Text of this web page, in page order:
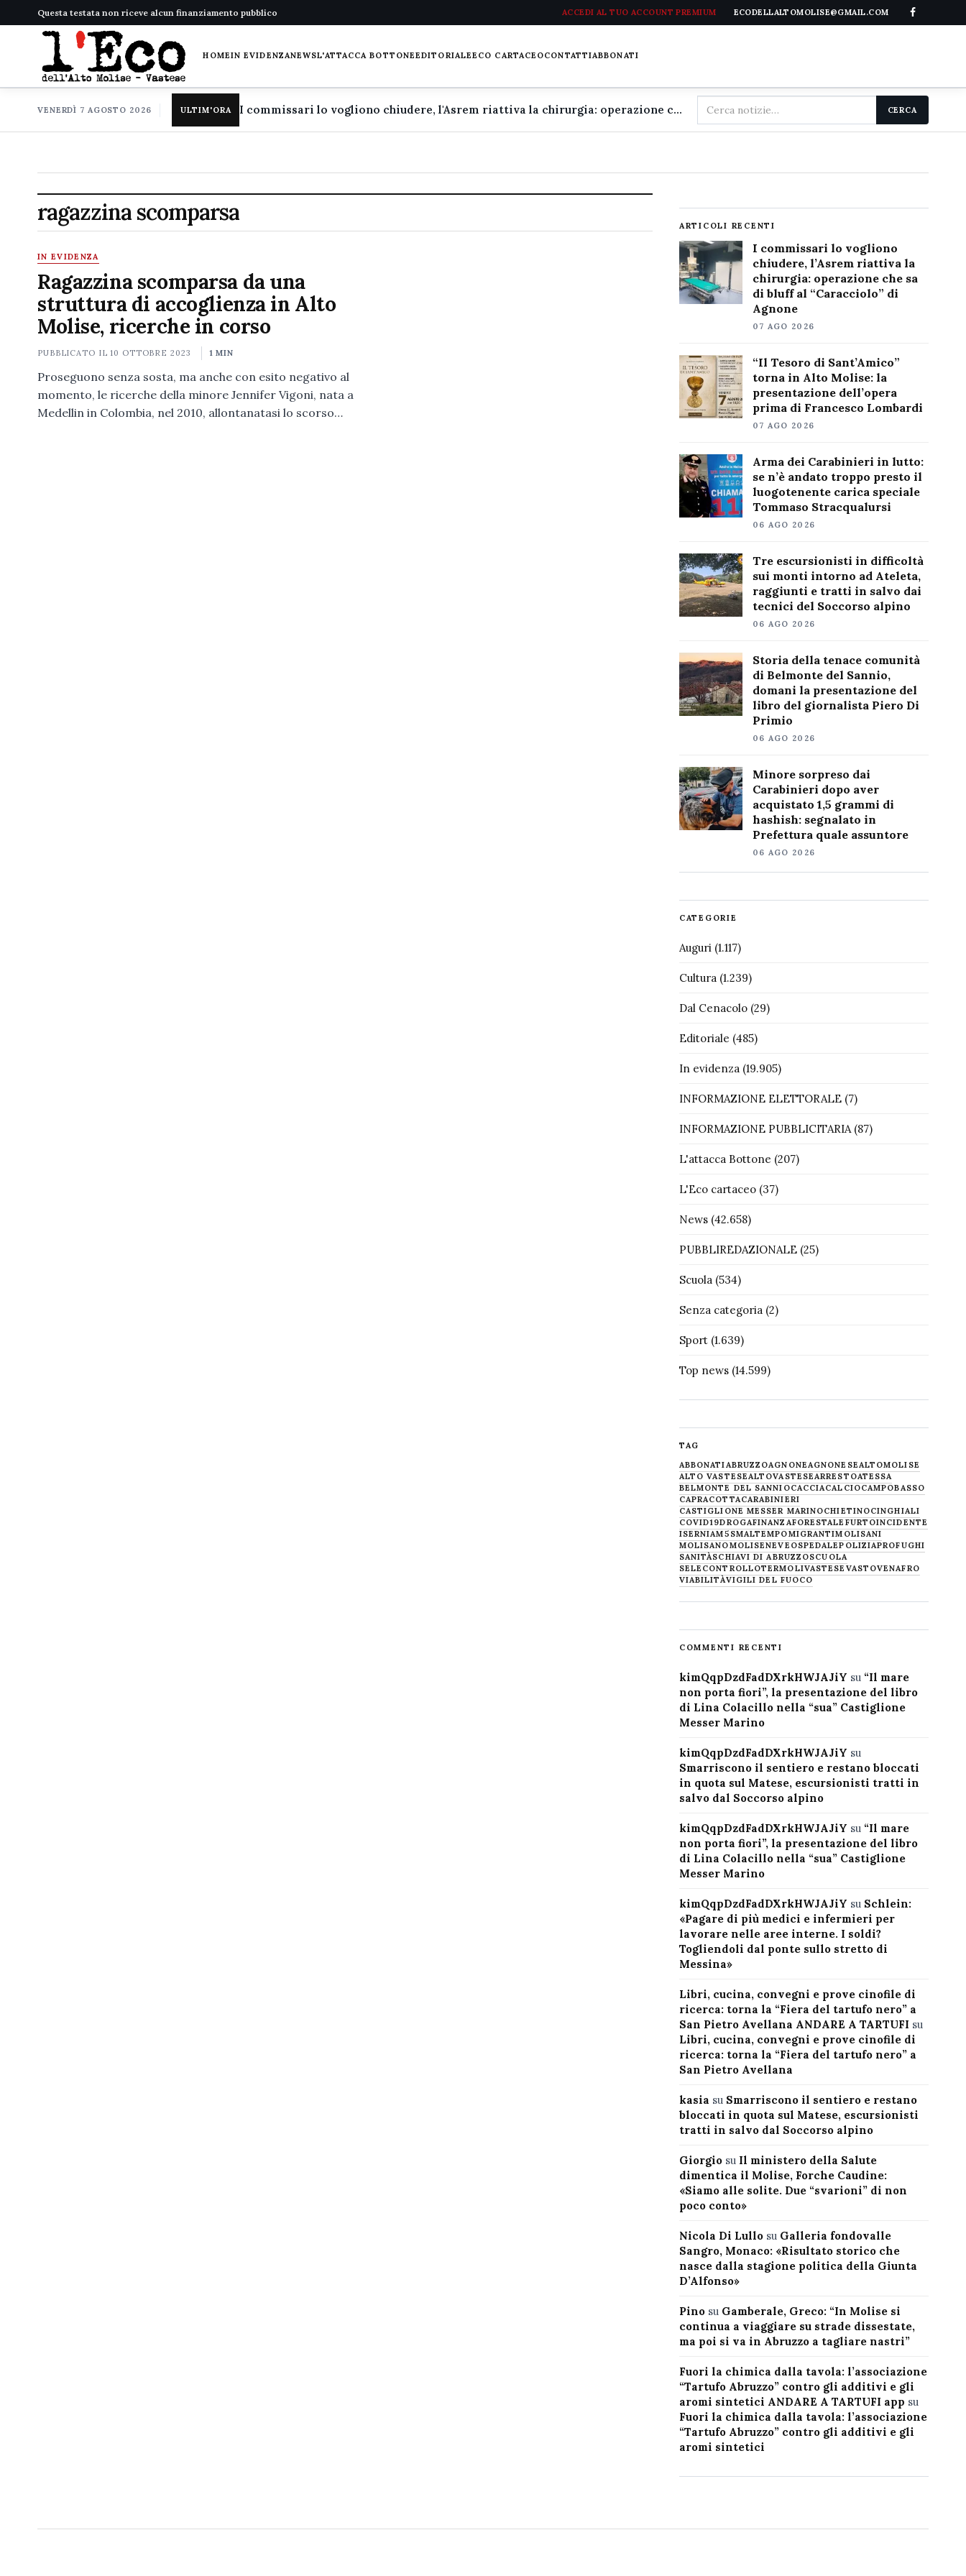
Questa testata non riceve alcun finanziamento pubblico ACCEDI AL TUO ACCOUNT PREMIUM ECODELLALTOMOLISE@GMAIL.COM
HOMEIN EVIDENZANEWSL'ATTACCA BOTTONEEDITORIALEECO CARTACEOCONTATTIABBONATI
VENERDÌ 7 AGOSTO 2026 ULTIM'ORA I commissari lo vogliono chiudere, l'Asrem riattiva la chirurgia: operazione che sa di bluff al "Caracciolo" di Agnone
Cerca
nel
CERCA
ragazzina scomparsa
IN EVIDENZA
Ragazzina scomparsa da una
struttura di accoglienza in Alto
Molise, ricerche in corso
PUBBLICATO IL10 OTTOBRE 2023 1 MIN
Proseguono senza sosta, ma anche con esito negativo al
momento, le ricerche della minore Jennifer Vigoni, nata a
Medellin in Colombia, nel 2010, allontanatasi lo scorso…
ARTICOLI RECENTI
I commissari lo vogliono
chiudere, l’Asrem riattiva la
chirurgia: operazione che sa
di bluff al “Caracciolo” di
Agnone
07 AGO 2026
“Il Tesoro di Sant’Amico”
torna in Alto Molise: la
presentazione dell’opera
prima di Francesco Lombardi
07 AGO 2026
Arma dei Carabinieri in lutto:
se n’è andato troppo presto il
luogotenente carica speciale
Tommaso Stracqualursi
06 AGO 2026
Tre escursionisti in difficoltà
sui monti intorno ad Ateleta,
raggiunti e tratti in salvo dai
tecnici del Soccorso alpino
06 AGO 2026
Storia della tenace comunità
di Belmonte del Sannio,
domani la presentazione del
libro del giornalista Piero Di
Primio
06 AGO 2026
Minore sorpreso dai
Carabinieri dopo aver
acquistato 1,5 grammi di
hashish: segnalato in
Prefettura quale assuntore
06 AGO 2026
CATEGORIE
Auguri(1.117)
Cultura(1.239)
Dal Cenacolo(29)
Editoriale (485)
In evidenza(19.905)
INFORMAZIONE ELETTORALE(7)
INFORMAZIONE PUBBLICITARIA(87)
L'attacca Bottone (207)
L'Eco cartaceo(37)
News(42.658)
PUBBLIREDAZIONALE(25)
Scuola(534)
Senza categoria(2)
Sport(1.639)
Top news(14.599)
TAG
ABBONATIABRUZZOAGNONEAGNONESEALTOMOLISE
ALTO VASTESEALTOVASTESEARRESTOATESSA
BELMONTE DEL SANNIOCACCIACALCIOCAMPOBASSO
CAPRACOTTACARABINIERI
CASTIGLIONE MESSER MARINOCHIETINOCINGHIALI
COVID19DROGAFINANZAFORESTALE FURTOINCIDENTE
ISERNIAM5SMALTEMPOMIGRANTIMOLISANI
MOLISANOMOLISENEVE OSPEDALEPOLIZIAPROFUGHI
SANITÀSCHIAVI DI ABRUZZOSCUOLA
SELECONTROLLOTERMOLIVASTESE VASTOVENAFRO
VIABILITÀVIGILI DEL FUOCO
COMMENTI RECENTI
kimQqpDzdFadDXrkHWJAJiY su “Il mare
non porta fiori”, la presentazione del libro
di Lina Colacillo nella “sua” Castiglione
Messer Marino
kimQqpDzdFadDXrkHWJAJiY su
Smarriscono il sentiero e restano bloccati
in quota sul Matese, escursionisti tratti in
salvo dal Soccorso alpino
kimQqpDzdFadDXrkHWJAJiY su “Il mare
non porta fiori”, la presentazione del libro
di Lina Colacillo nella “sua” Castiglione
Messer Marino
kimQqpDzdFadDXrkHWJAJiY su Schlein:
«Pagare di più medici e infermieri per
lavorare nelle aree interne. I soldi?
Togliendoli dal ponte sullo stretto di
Messina»
Libri, cucina, convegni e prove cinofile di
ricerca: torna la “Fiera del tartufo nero” a
San Pietro Avellana ANDARE A TARTUFI su
Libri, cucina, convegni e prove cinofile di
ricerca: torna la “Fiera del tartufo nero” a
San Pietro Avellana
kasia su Smarriscono il sentiero e restano
bloccati in quota sul Matese, escursionisti
tratti in salvo dal Soccorso alpino
Giorgiosu Il ministero della Salute
dimentica il Molise, Forche Caudine:
«Siamo alle solite. Due “svarioni” di non
poco conto»
Nicola Di Lullosu Galleria fondovalle
Sangro, Monaco: «Risultato storico che
nasce dalla stagione politica della Giunta
D’Alfonso»
Pinosu Gamberale, Greco: “In Molise si
continua a viaggiare su strade dissestate,
ma poi si va in Abruzzo a tagliare nastri”
Fuori la chimica dalla tavola: l’associazione
“Tartufo Abruzzo” contro gli additivi e gli
aromi sintetici ANDARE A TARTUFI app su
Fuori la chimica dalla tavola: l’associazione
“Tartufo Abruzzo” contro gli additivi e gli
aromi sintetici